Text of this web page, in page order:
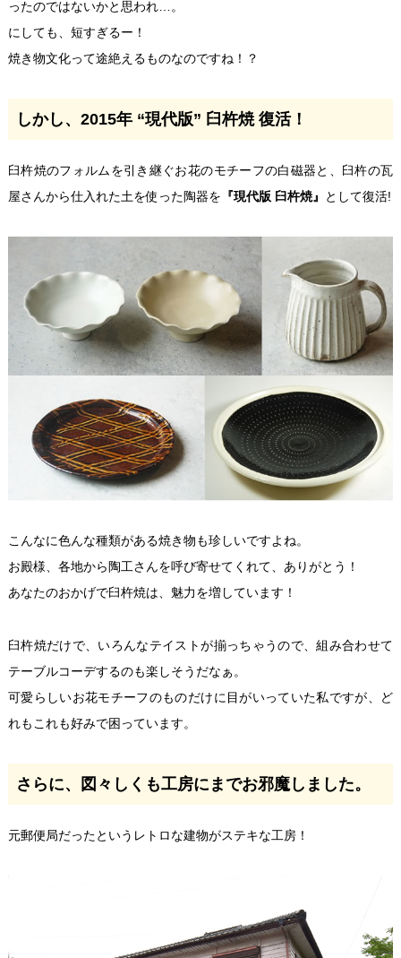
ったのではないかと思われ…。
にしても、短すぎるー！
焼き物文化って途絶えるものなのですね！？
しかし、2015年 “現代版” 臼杵焼 復活！
臼杵焼のフォルムを引き継ぐお花のモチーフの白磁器と、臼杵の瓦
屋さんから仕入れた土を使った陶器を 『現代版 臼杵焼』 として復活!
こんなに色んな種類がある焼き物も珍しいですよね。
お殿様、各地から陶工さんを呼び寄せてくれて、ありがとう！
あなたのおかげで臼杵焼は、魅力を増しています！
臼杵焼だけで、いろんなテイストが揃っちゃうので、組み合わせて
テーブルコーデするのも楽しそうだなぁ。
可愛らしいお花モチーフのものだけに目がいっていた私ですが、ど
れもこれも好みで困っています。
さらに、図々しくも工房にまでお邪魔しました。
元郵便局だったというレトロな建物がステキな工房！